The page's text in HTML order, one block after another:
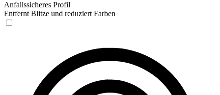
Anfallssicheres Profil
Entfernt Blitze und reduziert Farben